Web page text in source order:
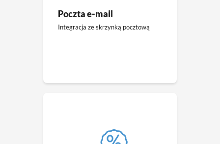
Poczta e-mail
Integracja ze skrzynką pocztową